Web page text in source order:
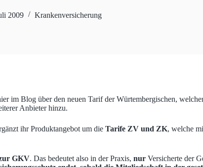
2009 Krankenversicherung
im Blog über den neuen Tarif der Würtembergischen,
Anbieter hinzu.
ihr Produktangebot um die Tarife ZV und ZK, welche
GKV. Das bedeutet also in der Praxis, nur Versicherte der